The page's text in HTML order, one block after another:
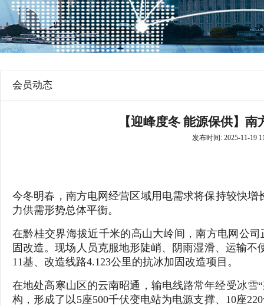
法律顾问
学会章程
地方动态 创新高技术
行
贸易与流
会员动态
【迎峰度冬 能源保供】
发布时间: 2025-11-19
今冬明春，南方电网经营区域用电需求将保持较快
力供需形势总体平衡。
在黔桂交界海拔近千米的高山大岭间，南方电网公
固改造。现场人员克服地形陡峭、阴雨湿滑、运输
11基、改造线路4.123公里的抗冰加固改造项目。
在地处高寒山区的云南昭通，输电线路常年经受冰
构，形成了以5座500千伏变电站为电源支撑、10座